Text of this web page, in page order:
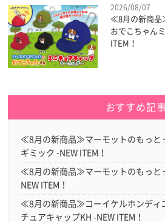
2026/08/07
≪8月の新商品
おでこちゃん
ITEM！
おすすめ記
≪8月の新商品≫マーモットのもっと
ギミック -NEW ITEM！
≪8月の新商品≫マーモットのもっと
NEW ITEM！
≪8月の新商品≫コーイケルホンディ
チュアキャップKH -NEW ITEM！